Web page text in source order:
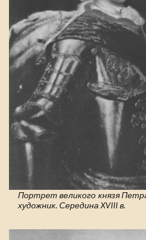
Портрет великого князя
художник. Середина XVIII в.